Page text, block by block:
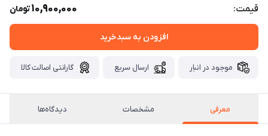
قیمت: 10,900,000تومان
افزودن به سبدخرید
موجود در انبار ارسال سریع گارانتی اصالت کالا
معرفی مشخصات دیدگاه‌ها